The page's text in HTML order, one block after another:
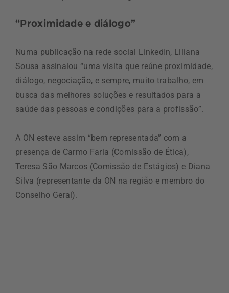
“Proximidade e diálogo”
Numa publicação na rede social LinkedIn, Liliana
Sousa assinalou “uma visita que reúne proximidade,
diálogo, negociação, e sempre, muito trabalho, em
busca das melhores soluções e resultados para a
saúde das pessoas e condições para a profissão”.
A ON esteve assim “bem representada” com a
presença de Carmo Faria (Comissão de Ética),
Teresa São Marcos (Comissão de Estágios) e Diana
Silva (representante da ON na região e membro do
Conselho Geral).